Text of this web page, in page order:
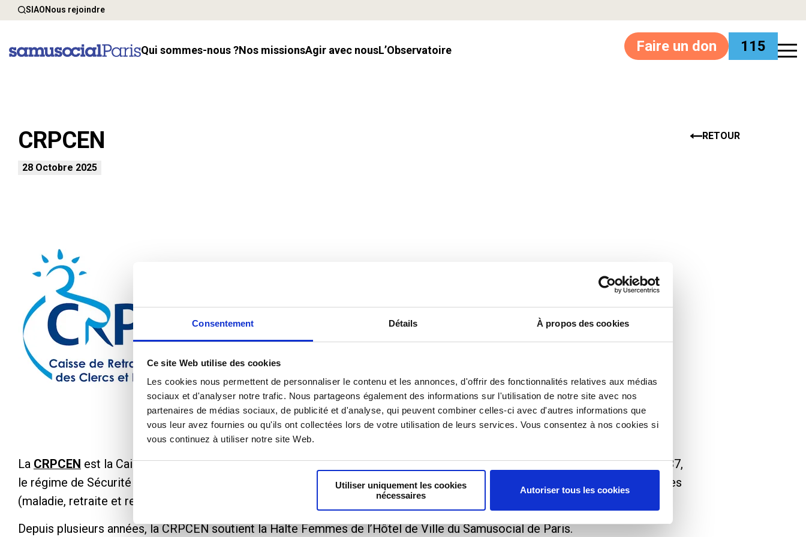
Consentement Détails À propos des cookies
Ce site Web utilise des cookies
Les cookies nous permettent de personnaliser le contenu et les annonces, d'offrir des fonctionnalités relatives aux médias
sociaux et d'analyser notre trafic. Nous partageons également des informations sur l'utilisation de notre site avec nos
partenaires de médias sociaux, de publicité et d'analyse, qui peuvent combiner celles-ci avec d'autres informations que
vous leur avez fournies ou qu'ils ont collectées lors de votre utilisation de leurs services. Vous consentez à nos cookies si
vous continuez à utiliser notre site Web.
Utiliser uniquement les cookies
nécessaires
Autoriser tous les cookies
SIAONous rejoindre
Qui sommes-nous ? Nos missions Agir avec nous l’Observatoire Faire un don 115
CRPCEN RETOUR
28 Octobre 2025
La CRPCEN est la Caisse de retraite et de prévoyance des clercs et employés de notaires. Instauré par la loi du 12 juillet 1937,
le régime de Sécurité sociale du secteur notarial a pour spécificité d’être doté de l’autonomie financière, d’être multi-branches
(maladie, retraite et recouvrement) et de servir une action sociale pour les personnes en situation de fragilité.
Depuis plusieurs années, la CRPCEN soutient la Halte Femmes de l’Hôtel de Ville du Samusocial de Paris.